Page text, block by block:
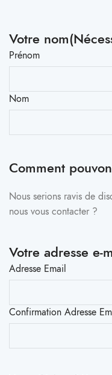
Votre nom
Prénom
Nom
Comment
Nous serions ravis de
nous vous contacter ?
Votre adresse e-
Adresse Email
Confirmation Adresse